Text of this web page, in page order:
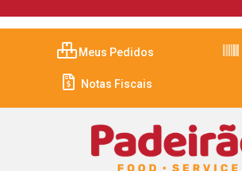
Meus Pedidos
Notas Fiscais